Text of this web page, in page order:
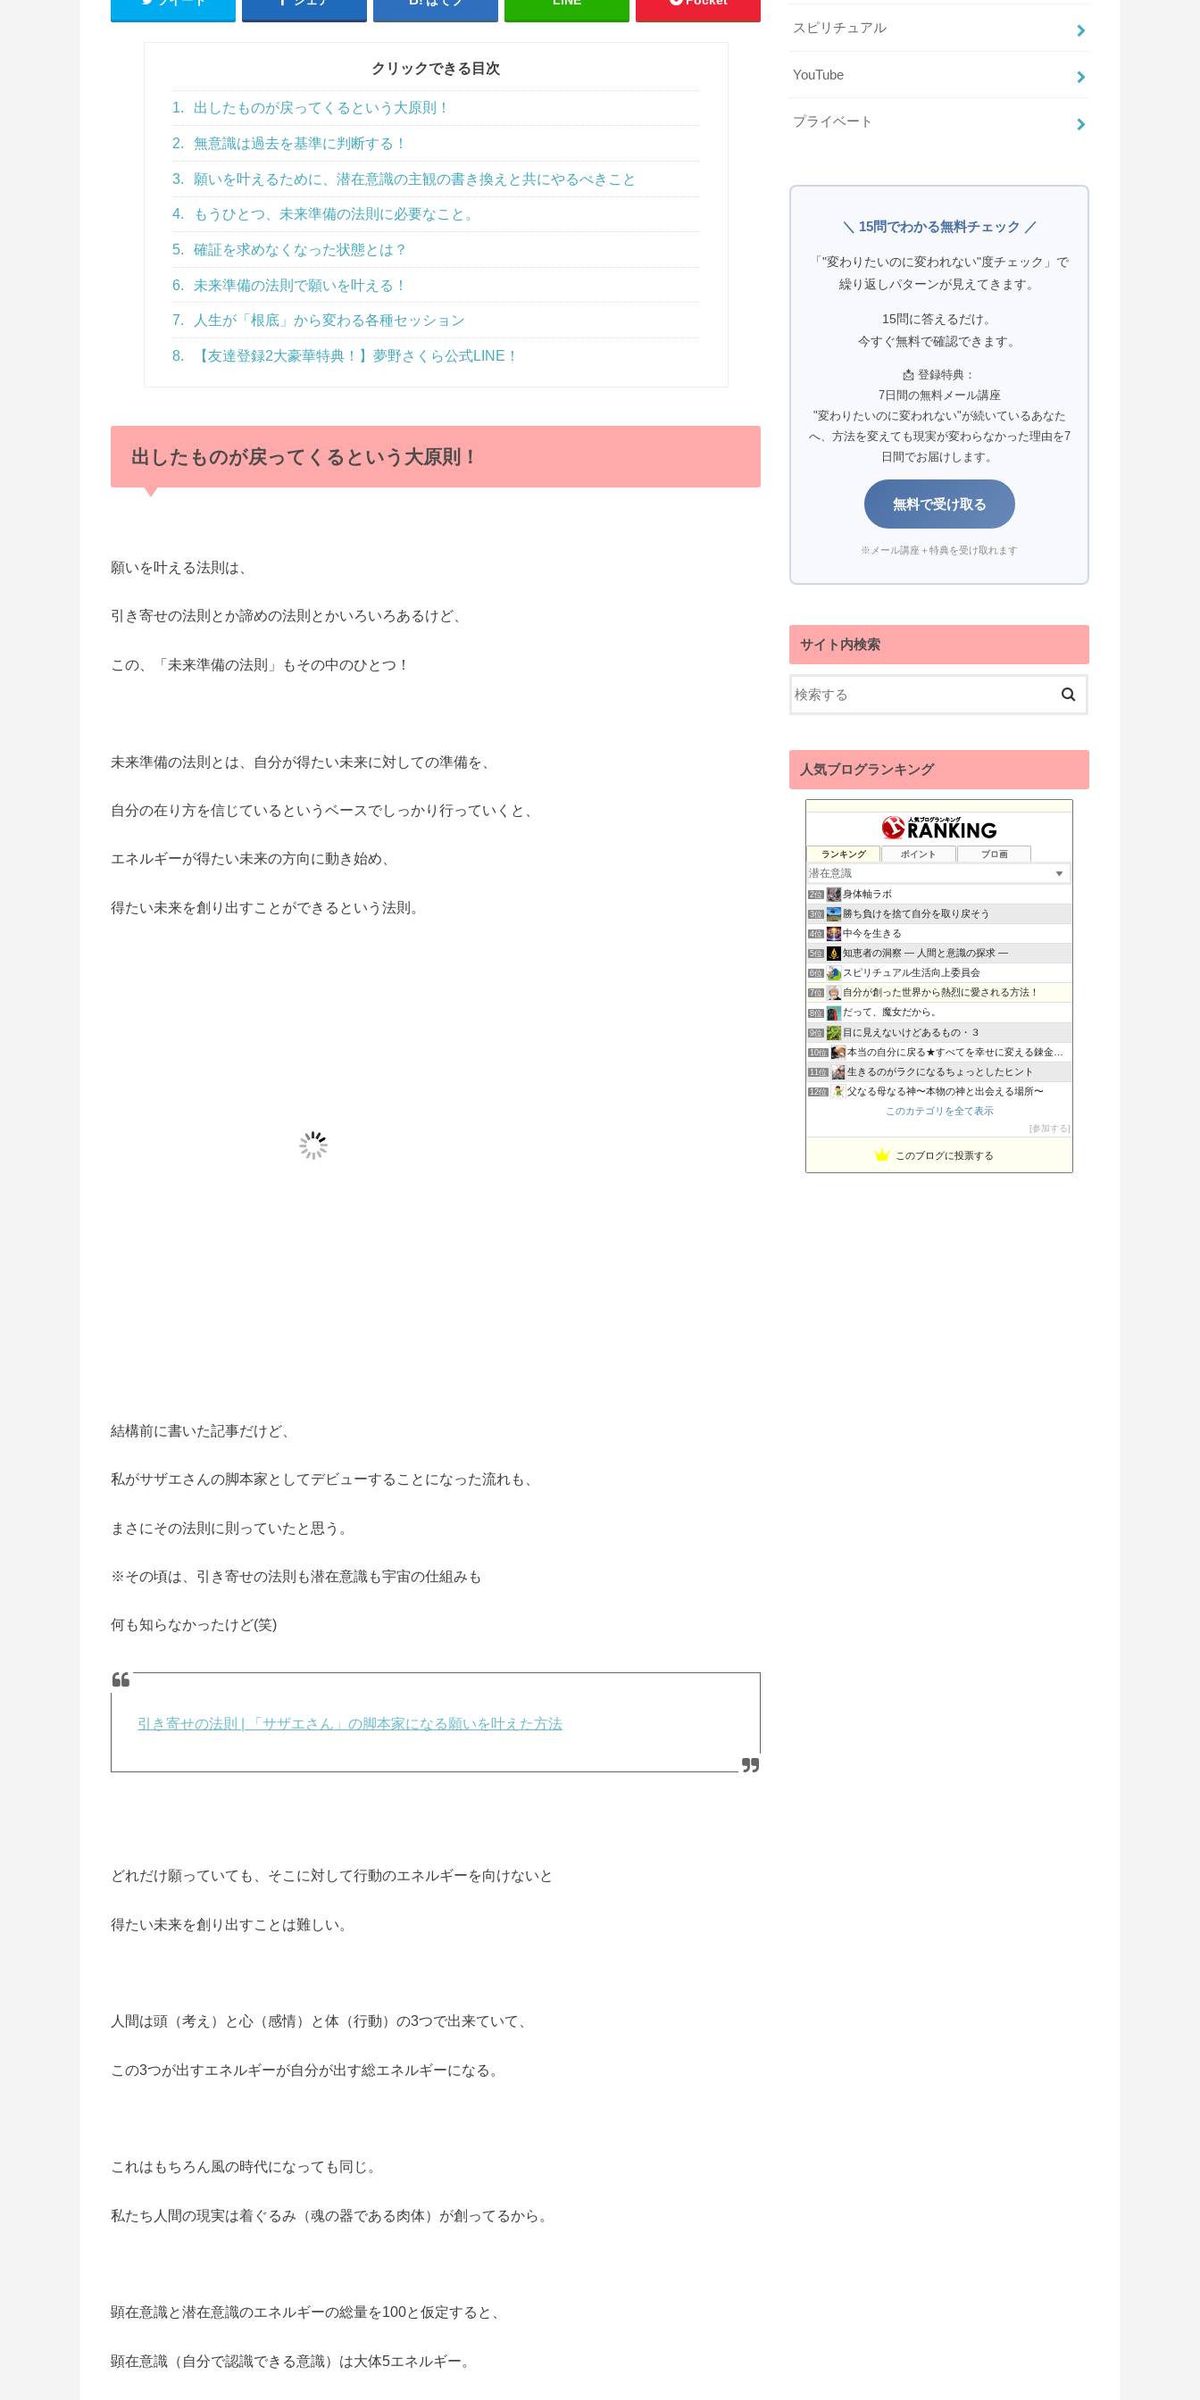
クリックできる目次
1. 出したものが戻ってくるという大原則！
2. 無意識は過去を基準に判断する！
3. 願いを叶えるために、潜在意識の主観の書き換えと共にやるべきこと
4. もうひとつ、未来準備の法則に必要なこと。
5. 確証を求めなくなった状態とは？
6. 未来準備の法則で願いを叶える！
7. 人生が「根底」から変わる各種セッション
8. 【友達登録2大豪華特典！】夢野さくら公式LINE！
出したものが戻ってくるという大原則！
願いを叶える法則は、
引き寄せの法則とか諦めの法則とかいろいろあるけど、
この、「未来準備の法則」もその中のひとつ！
未来準備の法則とは、自分が得たい未来に対しての準備を、
自分の在り方を信じているというベースでしっかり行っていくと、
エネルギーが得たい未来の方向に動き始め、
得たい未来を創り出すことができるという法則。
結構前に書いた記事だけど、
私がサザエさんの脚本家としてデビューすることになった流れも、
まさにその法則に則っていたと思う。
※その頃は、引き寄せの法則も潜在意識も宇宙の仕組みも
何も知らなかったけど(笑)
引き寄せの法則 | 「サザエさん」の脚本家になる願いを叶えた方法
どれだけ願っていても、そこに対して行動のエネルギーを向けないと
得たい未来を創り出すことは難しい。
人間は頭（考え）と心（感情）と体（行動）の3つで出来ていて、
この3つが出すエネルギーが自分が出す総エネルギーになる。
これはもちろん風の時代になっても同じ。
私たち人間の現実は着ぐるみ（魂の器である肉体）が創ってるから。
顕在意識と潜在意識のエネルギーの総量を100と仮定すると、
顕在意識（自分で認識できる意識）は大体5エネルギー。
スピリチュアル
YouTube
プライベート
＼ 15問でわかる無料チェック ／
「"変わりたいのに変われない"度チェック」で
繰り返しパターンが見えてきます。
15問に答えるだけ。
今すぐ無料で確認できます。
📩 登録特典：
7日間の無料メール講座
"変わりたいのに変われない"が続いているあなた
へ、方法を変えても現実が変わらなかった理由を7
日間でお届けします。
無料で受け取る
※メール講座＋特典を受け取れます
サイト内検索
人気ブログランキング
ランキング ポイント ブロ画
1位 大本神諭・一輪の九つ花が咲く〜日月神示・神一厘は肉悪の量子波
2位 身体軸ラボ
3位 勝ち負けを捨て自分を取り戻そう
4位 中今を生きる
5位 知恵者の洞察 ― 人間と意識の探求 ―
6位 スピリチュアル生活向上委員会
7位 自分が創った世界から熱烈に愛される方法！
8位 だって、魔女だから。
9位 目に見えないけどあるもの・３
10位 本当の自分に戻る★すべてを幸せに変える錬金術★
11位 生きるのがラクになるちょっとしたヒント
12位 父なる母なる神〜本物の神と出会える場所〜
潜在意識と仲良くなって、引き寄せる！
意識の旅研究所 銀河教室
このカテゴリを全て表示
参加する
このブログに投票する